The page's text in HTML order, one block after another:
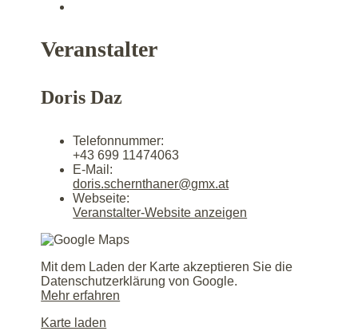
Veranstalter
Doris Daz
Telefonnummer:
+43 699 11474063
E-Mail:
doris.schernthaner@gmx.at
Webseite:
Veranstalter-Website anzeigen
Mit dem Laden der Karte akzeptieren Sie die
Datenschutzerklärung von Google.
Mehr erfahren
Karte laden